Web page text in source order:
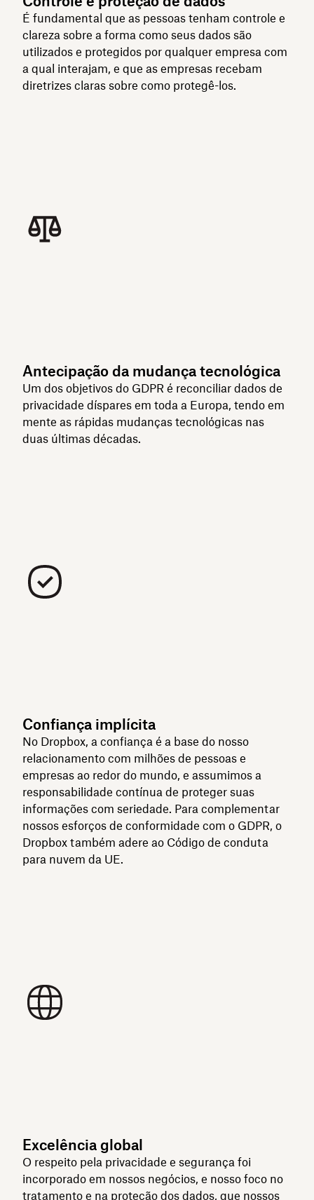
É fundamental que as pessoas tenham controle e
clareza sobre a forma como seus dados são
utilizados e protegidos por qualquer empresa com
a qual interajam, e que as empresas recebam
diretrizes claras sobre como protegê-los.
Antecipação da mudança tecnológica
Um dos objetivos do GDPR é reconciliar dados de
privacidade díspares em toda a Europa, tendo em
mente as rápidas mudanças tecnológicas nas
duas últimas décadas.
Confiança implícita
No Dropbox, a confiança é a base do nosso
relacionamento com milhões de pessoas e
empresas ao redor do mundo, e assumimos a
responsabilidade contínua de proteger suas
informações com seriedade. Para complementar
nossos esforços de conformidade com o GDPR, o
Dropbox também adere ao Código de conduta
para nuvem da UE.
Excelência global
O respeito pela privacidade e segurança foi
incorporado em nossos negócios, e nosso foco no
tratamento e na proteção dos dados, que nossos